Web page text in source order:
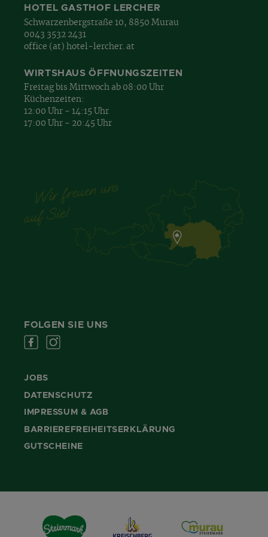
HOTEL GASTHOF LERCHER
Schwarzenbergstraße 10, 8850 Murau
0043 3532 2431
office (at) hotel-lercher. at
WIRTSHAUS ÖFFNUNGSZEITEN
Freitag bis Mittwoch ab 08:00 Uhr
Küchenzeiten:
12:00 Uhr - 14:15 Uhr
17:00 Uhr - 20:45 Uhr
FOLGEN SIE UNS
JOBS
DATENSCHUTZ
IMPRESSUM & AGB
BARRIEREFREIHEITSERKLÄRUNG
GUTSCHEINE